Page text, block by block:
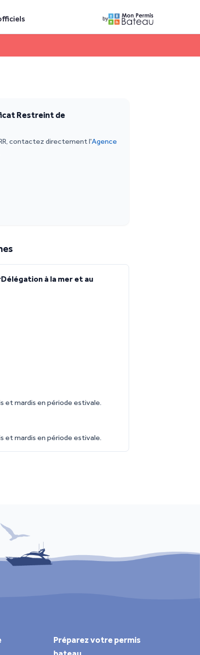
by
Restreint de
contactez directement l'Agence
à la mer et au
et mardis en période estivale.
et mardis en période estivale.
Préparez votre permis